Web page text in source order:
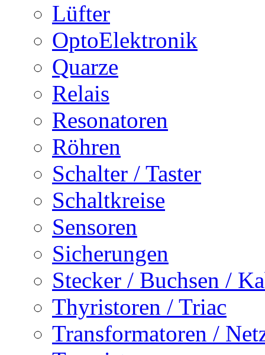
Lüfter
OptoElektronik
Quarze
Relais
Resonatoren
Röhren
Schalter / Taster
Schaltkreise
Sensoren
Sicherungen
Stecker / Buchsen /
Thyristoren / Triac
Transformatoren /